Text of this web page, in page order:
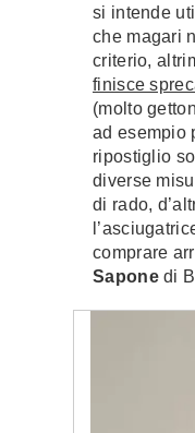
si intende
che magari
criterio,
finisce
(molto
ad esempio
ripostiglio
diverse
di rado,
comprare
Saponedi